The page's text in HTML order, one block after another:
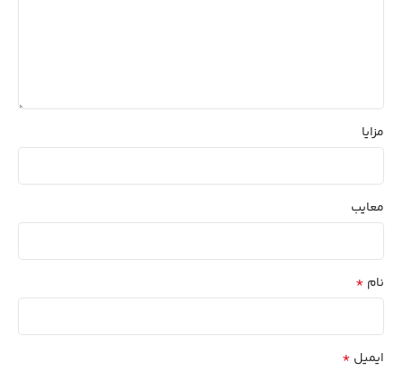
مزایا
معایب
نام *
ایمیل *